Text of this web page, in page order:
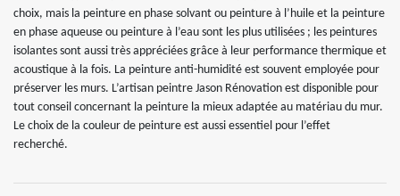
choix, mais la peinture en phase solvant ou peinture à l’huile et la peinture
en phase aqueuse ou peinture à l’eau sont les plus utilisées ; les peintures
isolantes sont aussi très appréciées grâce à leur performance thermique et
acoustique à la fois. La peinture anti-humidité est souvent employée pour
préserver les murs. L’artisan peintre Jason Rénovation est disponible pour
tout conseil concernant la peinture la mieux adaptée au matériau du mur.
Le choix de la couleur de peinture est aussi essentiel pour l’effet
recherché.